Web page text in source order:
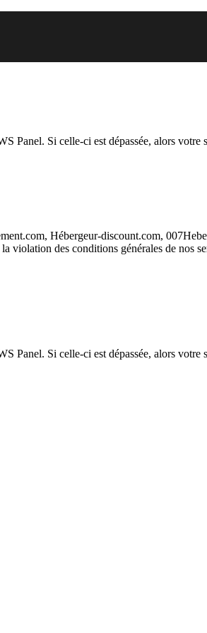
Panel. Si celle-ci est dépassée, alors
Hébergeur-discount.com,
violation des conditions générales de nos
Panel. Si celle-ci est dépassée, alors